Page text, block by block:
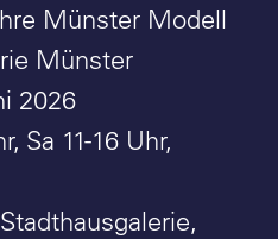
Münster Modell
Münster
2026
Sa 11-16 Uhr,